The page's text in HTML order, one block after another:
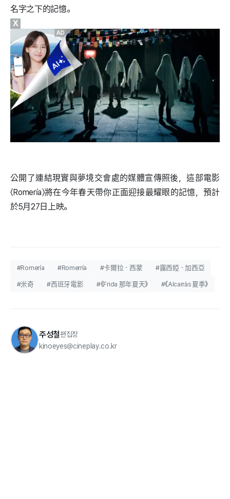
名字之下的記憶。
公開了連結現實與夢境交會處的媒體宣傳照後，這部電影
〈Romería〉將在今年春天帶你正面迎接最耀眼的記憶，預計
於5月27日上映。
#Romería #Romerría #卡爾拉・西蒙 #露西婭・加西亞
#米奇 #西班牙電影 #《Frida 那年夏天》 #《Alcarràs 夏季》
주성철편집장
kinoeyes@cineplay.co.kr
X